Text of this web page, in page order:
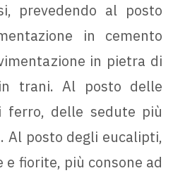
prevedendo al posto
in cemento
in pietra di
trani. Al posto delle
ferro, delle sedute più
Al posto degli eucalipti,
fiorite, più consone ad